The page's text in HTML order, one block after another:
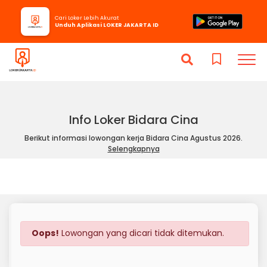
Info Loker Bidara Cina
Berikut informasi lowongan kerja Bidara Cina Agustus 2026.
Selengkapnya
Cari Loker Lebih Akurat
Unduh Aplikasi LOKER JAKARTA ID
Oops! Lowongan yang dicari tidak ditemukan.